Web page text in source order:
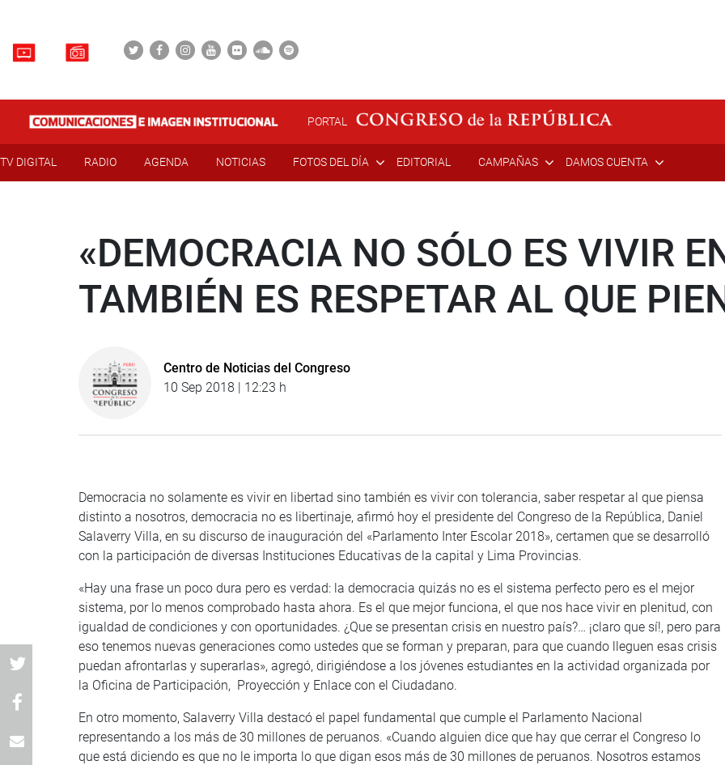
PORTAL
TV DIGITAL RADIO AGENDA NOTICIAS FOTOS DEL DÍA EDITORIAL CAMPAÑAS DAMOS CUENTA
«DEMOCRACIA NO SÓLO ES VIVIR
TAMBIÉN ES RESPETAR AL QUE
Centro de Noticias del Congreso
10 Sep 2018 | 12:23 h
Democracia no solamente es vivir en libertad sino también es vivir con tolerancia, saber respetar al que piensa
distinto a nosotros, democracia no es libertinaje, afirmó hoy el presidente del Congreso de la República, Daniel
Salaverry Villa, en su discurso de inauguración del «Parlamento Inter Escolar 2018», certamen que se desarrolló
con la participación de diversas Instituciones Educativas de la capital y Lima Provincias.
«Hay una frase un poco dura pero es verdad: la democracia quizás no es el sistema perfecto pero es el mejor
sistema, por lo menos comprobado hasta ahora. Es el que mejor funciona, el que nos hace vivir en plenitud, con
igualdad de condiciones y con oportunidades. ¿Que se presentan crisis en nuestro país?… ¡claro que sí!, pero para
eso tenemos nuevas generaciones como ustedes que se forman y preparan, para que cuando lleguen esas crisis
puedan afrontarlas y superarlas», agregó, dirigiéndose a los jóvenes estudiantes en la actividad organizada por
la Oficina de Participación, Proyección y Enlace con el Ciudadano.
En otro momento, Salaverry Villa destacó el papel fundamental que cumple el Parlamento Nacional
representando a los más de 30 millones de peruanos. «Cuando alguien dice que hay que cerrar el Congreso lo
que está diciendo es que no le importa lo que digan esos más de 30 millones de peruanos. Nosotros estamos